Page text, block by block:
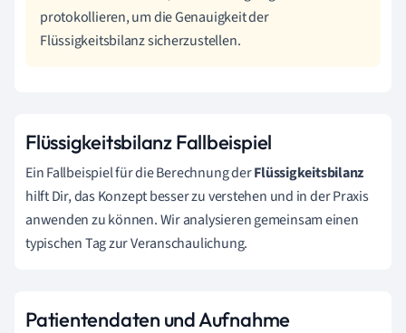
protokollieren, um die Genauigkeit der
Flüssigkeitsbilanz sicherzustellen.
Flüssigkeitsbilanz Fallbeispiel
Ein Fallbeispiel für die Berechnung derFlüssigkeitsbilanz
hilft Dir, das Konzept besser zu verstehen und in der Praxis
anwenden zu können. Wir analysieren gemeinsam einen
typischen Tag zur Veranschaulichung.
Patientendaten und Aufnahme